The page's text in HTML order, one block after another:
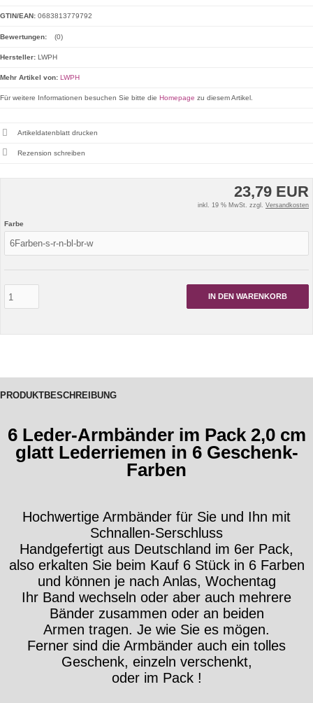
23,79 EUR
inkl. 19 % MwSt. zzgl. Versandkosten
Farbe
IN DEN WARENKORB
GTIN/EAN: 0683813779792
Bewertungen: (0)
Hersteller: LWPH
Mehr Artikel von: LWPH
Für weitere Informationen besuchen Sie bitte die Homepage zu diesem Artikel.
Artikeldatenblatt drucken
Rezension schreiben
PRODUKTBESCHREIBUNG
6 Leder-Armbänder im Pack 2,0 cm
glatt Lederriemen in 6 Geschenk-
Farben
Hochwertige Armbänder für Sie und Ihn mit
Schnallen-Serschluss
Handgefertigt aus Deutschland im 6er Pack,
also erkalten Sie beim Kauf 6 Stück in 6 Farben
und können je nach Anlas, Wochentag
Ihr Band wechseln oder aber auch mehrere
Bänder zusammen oder an beiden
Armen tragen. Je wie Sie es mögen.
Ferner sind die Armbänder auch ein tolles
Geschenk, einzeln verschenkt,
oder im Pack !